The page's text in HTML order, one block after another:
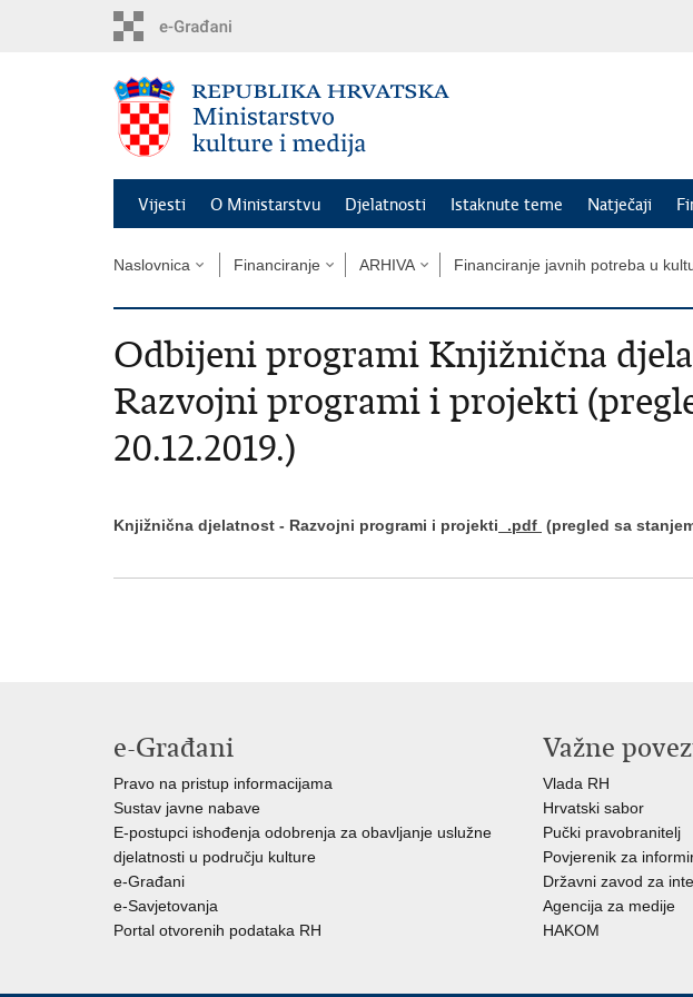
Vijesti O Ministarstvu Djelatnosti Istaknute teme Natječaji
Naslovnica Financiranje ARHIVA Financiranje javnih potreba u
Odbijeni programi Knjižnična
Razvojni programi i projekti
20.12.2019.)
Knjižnična djelatnost - Razvojni programi i projekti .pdf (pregled sa
e-Građani
Pravo na pristup informacijama
Sustav javne nabave
E-postupci ishođenja odobrenja za obavljanje uslužne
djelatnosti u području kulture
e-Građani
e-Savjetovanja
Portal otvorenih podataka RH
Važne
Vlada RH
Hrvatski sabor
Pučki pravobranitelj
Povjerenik za
Državni zavod za
Agencija za medije
HAKOM